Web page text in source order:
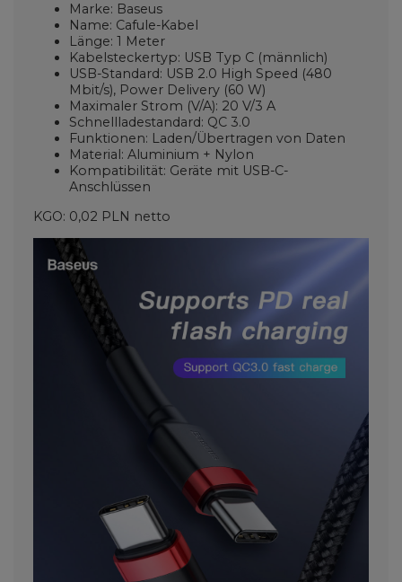
Marke: Baseus
Name: Cafule-Kabel
Länge: 1 Meter
Kabelsteckertyp: USB Typ C (männlich)
USB-Standard: USB 2.0 High Speed ​​(480
Mbit/s), Power Delivery (60 W)
Maximaler Strom (V/A): 20 V/3 A
Schnellladestandard: QC 3.0
Funktionen: Laden/Übertragen von Daten
Material: Aluminium + Nylon
Kompatibilität: Geräte mit USB-C-
Anschlüssen
KGO: 0,02 PLN netto